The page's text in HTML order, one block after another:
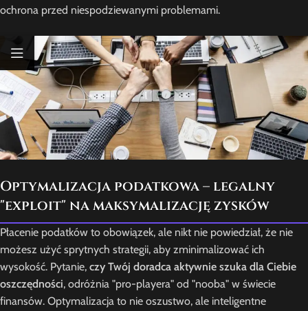
ochrona przed niespodziewanymi problemami.
Optymalizacja podatkowa – legalny
"exploit" na maksymalizację zysków
Płacenie podatków to obowiązek, ale nikt nie powiedział, że nie
możesz użyć sprytnych strategii, aby zminimalizować ich
wysokość. Pytanie, czy Twój doradca aktywnie szuka dla Ciebie
oszczędności, odróżnia "pro-playera" od "nooba" w świecie
finansów. Optymalizacja to nie oszustwo, ale inteligentne